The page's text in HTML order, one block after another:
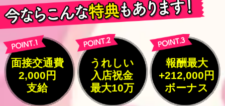
面接交通費
2,000円
支給
うれしい
入店祝金
最大10万
報酬最大
+212,000円
ボーナス